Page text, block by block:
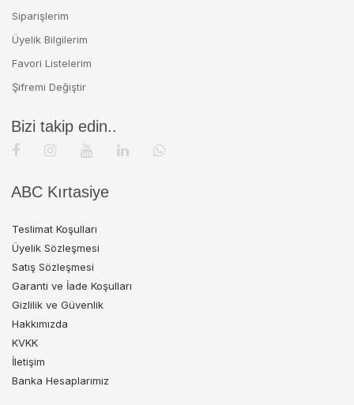
Siparişlerim
Üyelik Bilgilerim
Favori Listelerim
Şifremi Değiştir
Bizi takip edin..
ABC Kırtasiye
Teslimat Koşulları
Üyelik Sözleşmesi
Satış Sözleşmesi
Garanti ve İade Koşulları
Gizlilik ve Güvenlik
Hakkımızda
KVKK
İletişim
Banka Hesaplarımız